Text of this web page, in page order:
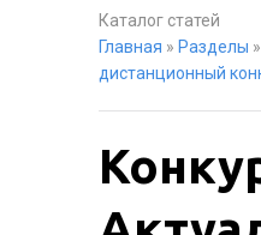
Каталог статей
Главная » Разделы »
дистанционный